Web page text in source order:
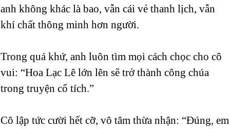
anh không khác là bao, vẫn cái vẻ thanh lịch, vẫn
khí chất thông minh hơn người.
Trong quá khứ, anh luôn tìm mọi cách chọc cho cô
vui: “Hoa Lạc Lê lớn lên sẽ trở thành công chúa
trong truyện cổ tích.”
Cô lập tức cười hết cỡ, vô tâm thừa nhận: “Đúng, em